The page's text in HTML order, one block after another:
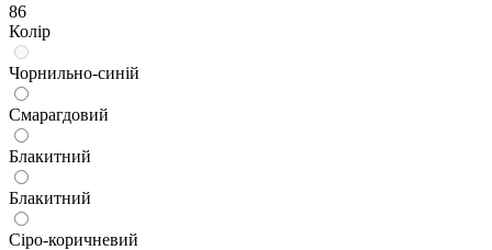
86
Колір
Чорнильно-синій
Смарагдовий
Блакитний
Блакитний
Сіро-коричневий